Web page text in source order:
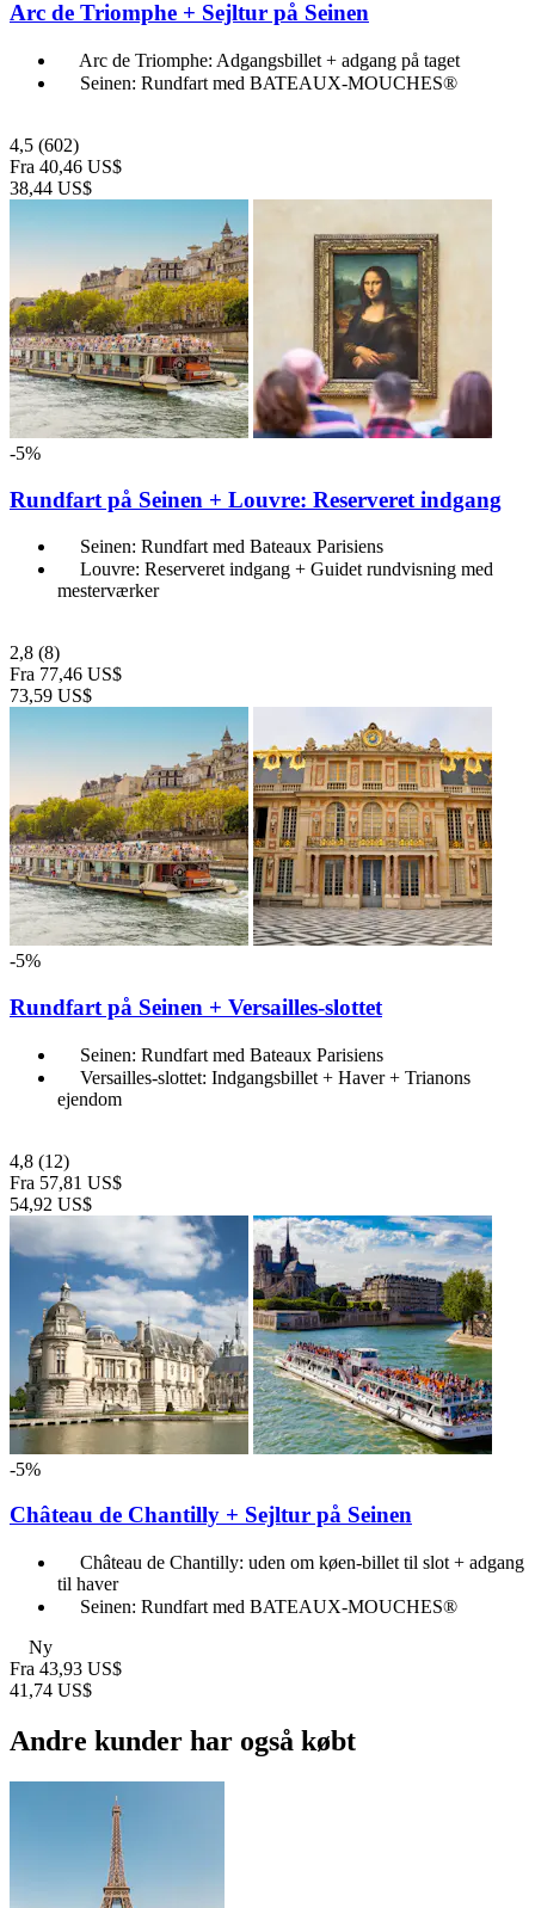
Arc de Triomphe + Sejltur på Seinen
Arc de Triomphe: Adgangsbillet + adgang på taget
Seinen: Rundfart med BATEAUX-MOUCHES®
4,5 (602)
Fra 40,46 US$
38,44 US$
-5%
Rundfart på Seinen + Louvre: Reserveret indgang
Seinen: Rundfart med Bateaux Parisiens
Louvre: Reserveret indgang + Guidet rundvisning med
mesterværker
2,8 (8)
Fra 77,46 US$
73,59 US$
-5%
Rundfart på Seinen + Versailles-slottet
Seinen: Rundfart med Bateaux Parisiens
Versailles-slottet: Indgangsbillet + Haver + Trianons
ejendom
4,8 (12)
Fra 57,81 US$
54,92 US$
-5%
Château de Chantilly + Sejltur på Seinen
Château de Chantilly: uden om køen-billet til slot + adgang
til haver
Seinen: Rundfart med BATEAUX-MOUCHES®
Ny
Fra 43,93 US$
41,74 US$
Andre kunder har også købt